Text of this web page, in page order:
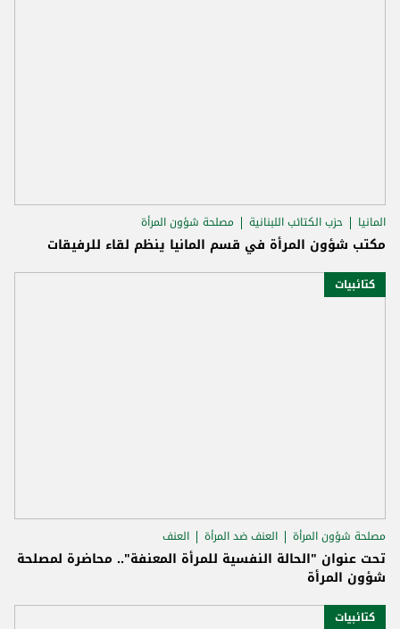
المانيا حزب الكتائب اللبنانية مصلحة شؤون المرأة
مكتب شؤون المرأة في قسم المانيا ينظم لقاء للرفيقات
كتائبيات
مصلحة شؤون المرأة العنف ضد المرأة العنف
تحت عنوان "الحالة النفسية للمرأة المعنفة".. محاضرة لمصلحة
شؤون المرأة
كتائبيات